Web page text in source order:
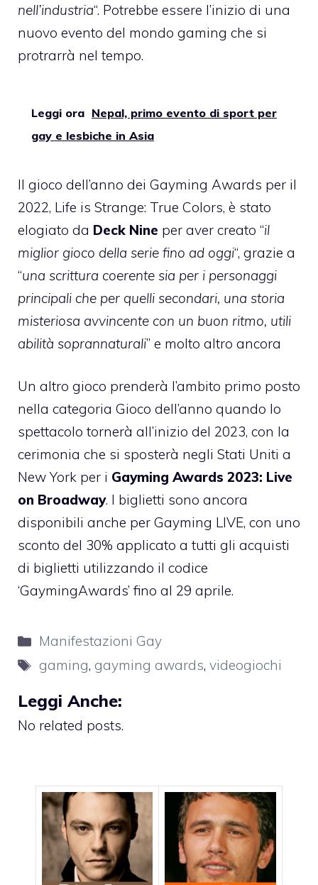
nell’industria“. Potrebbe essere l’inizio di una
nuovo evento del mondo gaming che si
protrarrà nel tempo.
Leggi ora Nepal, primo evento di sport per
gay e lesbiche in Asia
Il gioco dell’anno dei Gayming Awards per il
2022, Life is Strange: True Colors, è stato
elogiato da Deck Nine per aver creato “il
miglior gioco della serie fino ad oggi“, grazie a
“una scrittura coerente sia per i personaggi
principali che per quelli secondari, una storia
misteriosa avvincente con un buon ritmo, utili
abilità soprannaturali” e molto altro ancora
Un altro gioco prenderà l’ambito primo posto
nella categoria Gioco dell’anno quando lo
spettacolo tornerà all’inizio del 2023, con la
cerimonia che si sposterà negli Stati Uniti a
New York per i Gayming Awards 2023: Live
on Broadway. I biglietti sono ancora
disponibili anche per Gayming LIVE, con uno
sconto del 30% applicato a tutti gli acquisti
di biglietti utilizzando il codice
‘GaymingAwards’ fino al 29 aprile.
Categorie
Manifestazioni Gay
Tag
gaming, gayming awards,videogiochi
Leggi Anche:
No related posts.